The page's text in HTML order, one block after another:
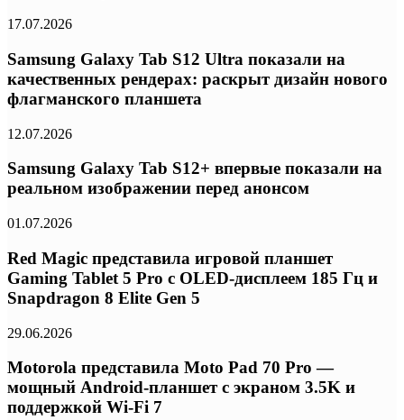
17.07.2026
Samsung Galaxy Tab S12 Ultra показали на
качественных рендерах: раскрыт дизайн нового
флагманского планшета
12.07.2026
Samsung Galaxy Tab S12+ впервые показали на
реальном изображении перед анонсом
01.07.2026
Red Magic представила игровой планшет
Gaming Tablet 5 Pro с OLED-дисплеем 185 Гц и
Snapdragon 8 Elite Gen 5
29.06.2026
Motorola представила Moto Pad 70 Pro —
мощный Android-планшет с экраном 3.5K и
поддержкой Wi-Fi 7